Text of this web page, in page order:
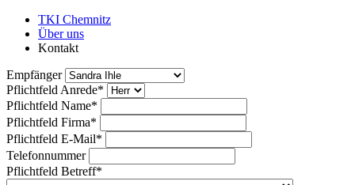
TKI Chemnitz
Über uns
Kontakt
Empfänger
Pflichtfeld Anrede*
Pflichtfeld Name*
Pflichtfeld Firma*
Pflichtfeld E-Mail*
Telefonnummer
Pflichtfeld Betreff*